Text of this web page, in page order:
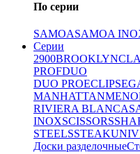
По серии
SAMOASAMOA
Серии
2900BROOKLYN
PROFDUO
DUO PROECLIPSE
MANHATTAN
RIVIERA BLANCA
INOXSCISSORS
STEELSSTEAK
Доски разделочные